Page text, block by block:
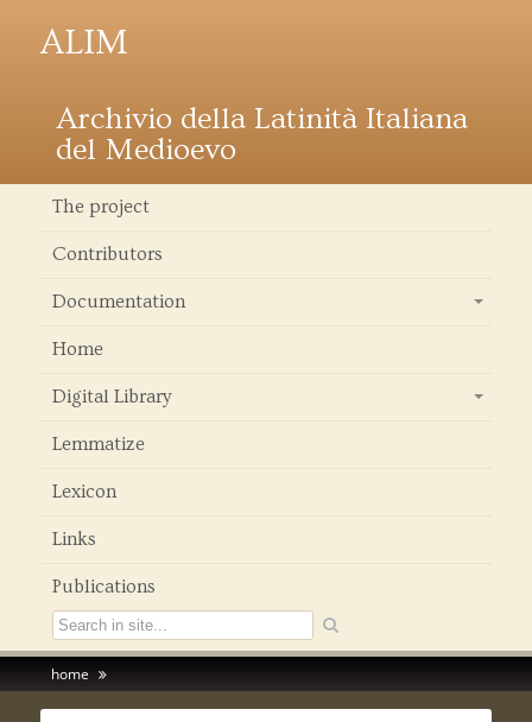
ALIM
Archivio della Latinità Italiana
del Medioevo
The project
Contributors
Documentation
Home
Digital Library
Lemmatize
Lexicon
Links
Publications
home